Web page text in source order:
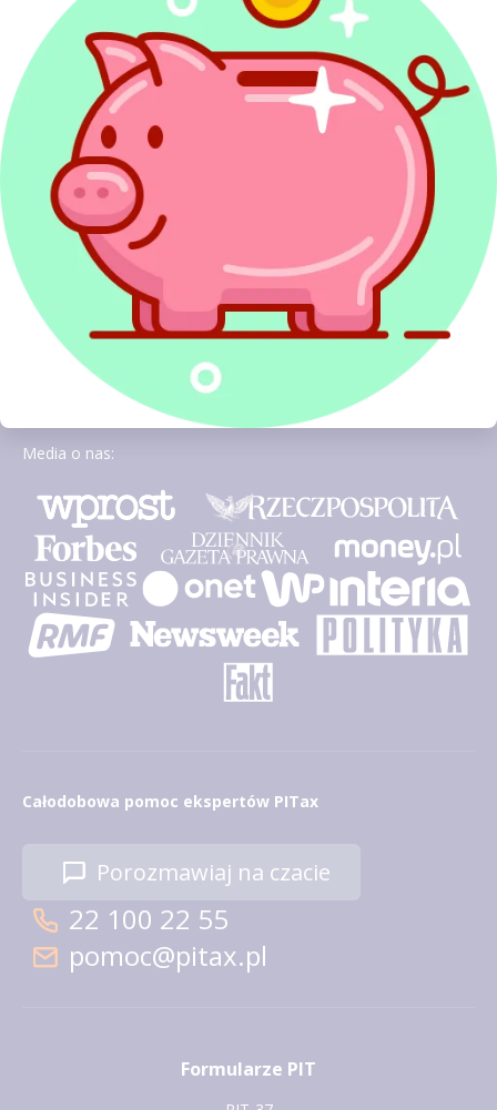
Media o nas:
Całodobowa pomoc ekspertów PITax
Porozmawiaj na czacie
22 100 22 55
pomoc@pitax.pl
Formularze PIT